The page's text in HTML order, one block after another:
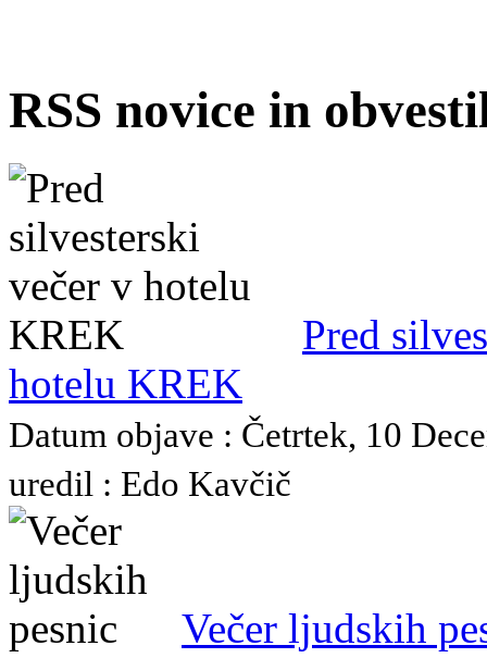
RSS novice in
Pred
hotelu KREK
Datum objave : Četrtek, 10
uredil : Edo Kavčič
Večer ljudskih